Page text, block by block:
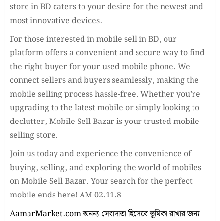
store in BD caters to your desire for the newest and
most innovative devices.
For those interested in mobile sell in BD, our
platform offers a convenient and secure way to find
the right buyer for your used mobile phone. We
connect sellers and buyers seamlessly, making the
mobile selling process hassle-free. Whether you’re
upgrading to the latest mobile or simply looking to
declutter, Mobile Sell Bazar is your trusted mobile
selling store.
Join us today and experience the convenience of
buying, selling, and exploring the world of mobiles
on Mobile Sell Bazar. Your search for the perfect
mobile ends here! AM 02.11.8
AamarMarket.com অনন্য সেবাদাতা হিসেবে ভূমিকা রাখার জন্য